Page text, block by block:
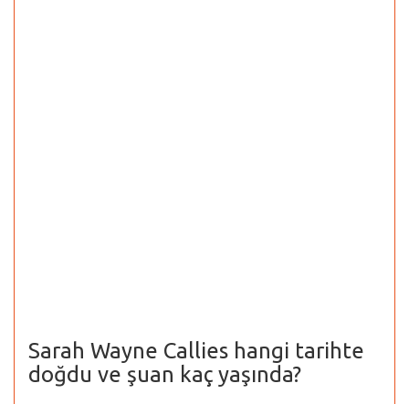
Sarah Wayne Callies hangi tarihte
doğdu ve şuan kaç yaşında?